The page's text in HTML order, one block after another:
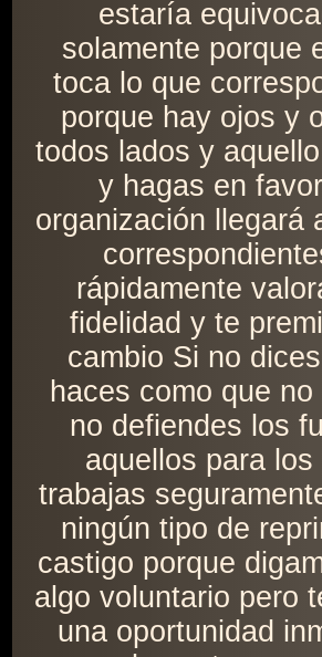
estaría
solamente porque
toca lo que
porque hay ojos y
todos lados y
y hagas en
organización llegará
rápidamente
fidelidad y te
cambio Si no
haces como que
no defiendes los
aquellos para los
trabajas
ningún tipo de
castigo porque
algo voluntario pero
una oportunidad